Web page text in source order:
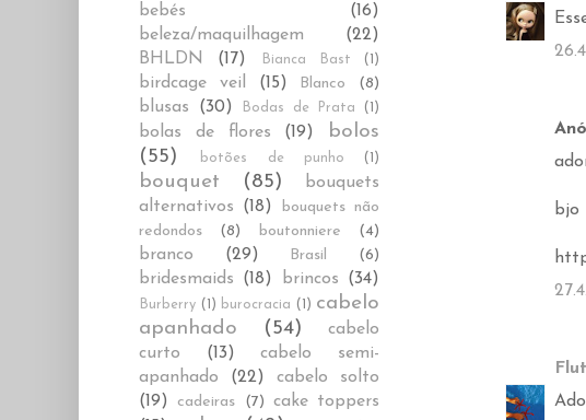
bjo
bebés
(16)
beleza/maquilhagem
(22)
BHLDN
(17) Bianca Bast (1)
birdcage veil (15) Blanco (8)
blusas (30) Bodas de Prata (1)
bolas de flores (19)
bolos
(55)
botões de punho (1)
bouquet (85)
bouquets
alternativos
(18)
bouquets não
redondos
(8) boutonniere (4)
branco (29) Brasil (6)
bridesmaids (18) brincos (34)
Burberry (1) burocracia (1) cabelo
apanhado
(54)
cabelo
curto
(13)
cabelo semi-
apanhado
(22)
cabelo solto
(19)
cadeiras (7) cake toppers